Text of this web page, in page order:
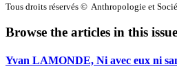
Tous droits réservés © Anthropologie et
Browse the articles in this issue
Yvan LAMONDE, Ni avec eux ni